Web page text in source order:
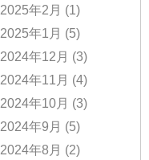
2025年2月 (1)
2025年1月 (5)
2024年12月 (3)
2024年11月 (4)
2024年10月 (3)
2024年9月 (5)
2024年8月 (2)